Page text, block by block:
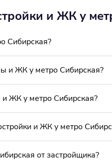
и ЖК у
Сибирская?
и ЖК у метро Сибирская?
и ЖК у метро Сибирская?
и ЖК у метро
от застройщика?